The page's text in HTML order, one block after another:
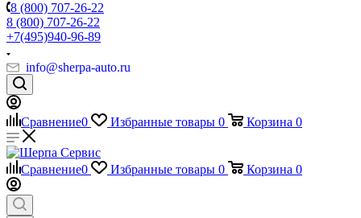
8 (800) 707-26-22
8 (800) 707-26-22
+7(495)940-96-89
info@sherpa-auto.ru
Сравнение0 Избранные товары 0 Корзина 0
Сравнение0 Избранные товары 0 Корзина 0